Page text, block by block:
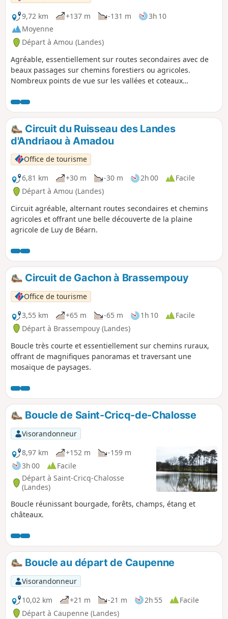
9,72 km
+137 m -131 m
3h 10
Moyenne
Départ à Amou (Landes)
Agréable, essentiellement sur routes secondaires avec de
beaux passages sur chemins forestiers ou agricoles.
Nombreux points de vue sur les vallées et coteaux
Circuit du Ruisseau des Landes
d'Andriaou à Amadou
Office de tourisme
6,81 km
+30 m -30 m 2h 00
Facile
Départ à Amou (Landes)
Circuit agréable, alternant routes secondaires et chemins
agricoles et offrant une belle découverte de la plaine
agricole de Luy de Béarn.
Circuit de Gachon à Brassempouy
Office de tourisme
3,55 km
+65 m -65 m 1h 10
Facile
Départ à Brassempouy (Landes)
Boucle très courte et essentiellement sur chemins ruraux,
offrant de magnifiques panoramas et traversant une
mosaïque de paysages.
Boucle de Saint-Cricq-de-Chalosse
Visorandonneur
8,97 km
+152 m
-159 m
3h 00
Facile
Départ à Saint-Cricq-Chalosse
(Landes)
Boucle réunissant bourgade, forêts, champs, étang et
châteaux.
Boucle au départ de Caupenne
Visorandonneur
10,02 km
+21 m -21 m 2h 55
Facile
Départ à Caupenne (Landes)